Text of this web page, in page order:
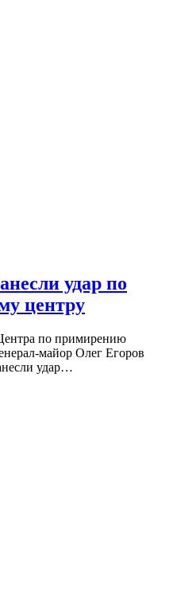
удар по
центру
по примирению
майор Олег Егоров
удар…